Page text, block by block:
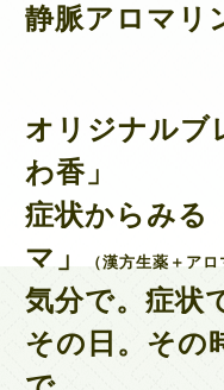
静脈アロマリ
オリジナルブ
わ香」
症状からみる
マ 」 （漢方生薬＋アロ
気分で。症状
その日。その